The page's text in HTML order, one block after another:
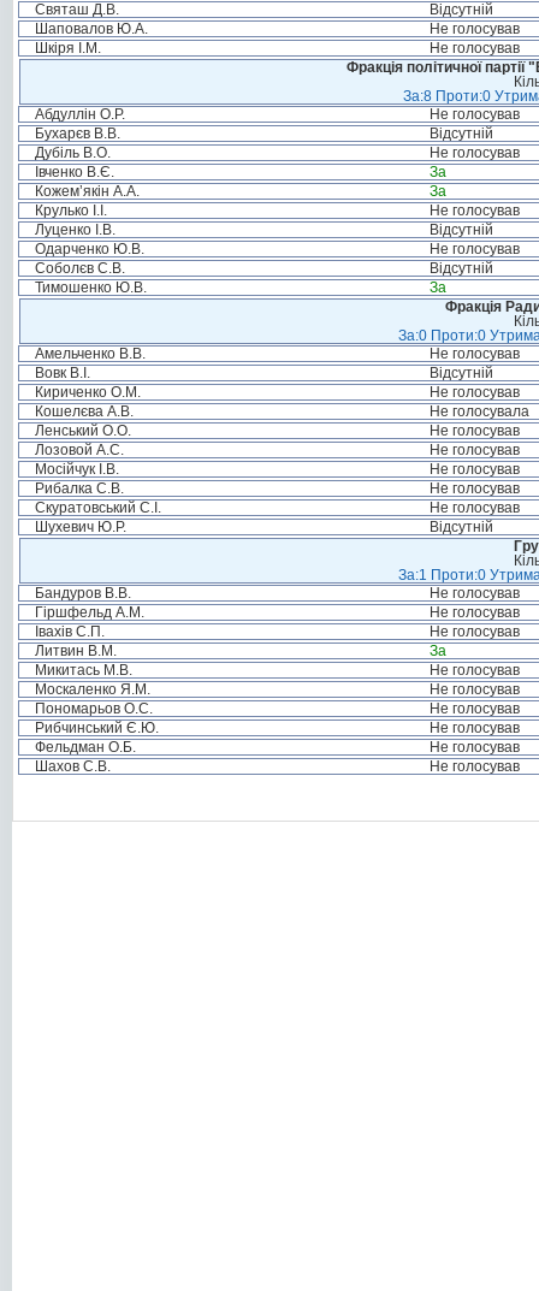
Святаш Д.В.
Відсутній
Шаповалов Ю.А.
Не голосував
Шкіря І.М.
Не голосував
Фракція політичної
За:8 Проти:0
Абдуллін О.Р.
Не голосував
Бухарєв В.В.
Відсутній
Дубіль В.О.
Не голосував
Івченко В.Є.
За
Кожем’якін А.А.
За
Крулько І.І.
Не голосував
Луценко І.В.
Відсутній
Одарченко Ю.В.
Не голосував
Соболєв С.В.
Відсутній
Тимошенко Ю.В.
За
Фракція
За:0 Проти:0
Амельченко В.В.
Не голосував
Вовк В.І.
Відсутній
Кириченко О.М.
Не голосував
Кошелєва А.В.
Не голосувала
Ленський О.О.
Не голосував
Лозовой А.С.
Не голосував
Мосійчук І.В.
Не голосував
Рибалка С.В.
Не голосував
Скуратовський С.І.
Не голосував
Шухевич Ю.Р.
Відсутній
За:1 Проти:0
Бандуров В.В.
Не голосував
Гіршфельд А.М.
Не голосував
Івахів С.П.
Не голосував
Литвин В.М.
За
Микитась М.В.
Не голосував
Москаленко Я.М.
Не голосував
Пономарьов О.С.
Не голосував
Рибчинський Є.Ю.
Не голосував
Фельдман О.Б.
Не голосував
Шахов С.В.
Не голосував